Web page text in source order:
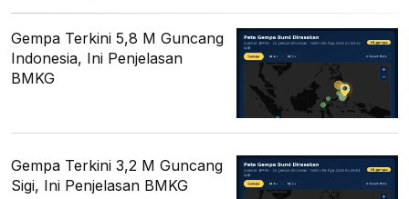
Gempa Terkini 5,8 M Guncang
Indonesia, Ini Penjelasan
BMKG
Gempa Terkini 3,2 M Guncang
Sigi, Ini Penjelasan BMKG